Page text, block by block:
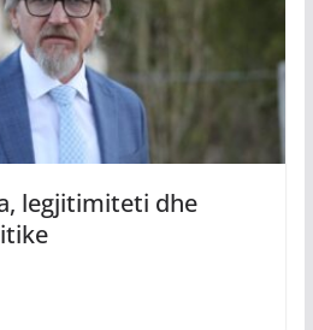
legjitimiteti dhe